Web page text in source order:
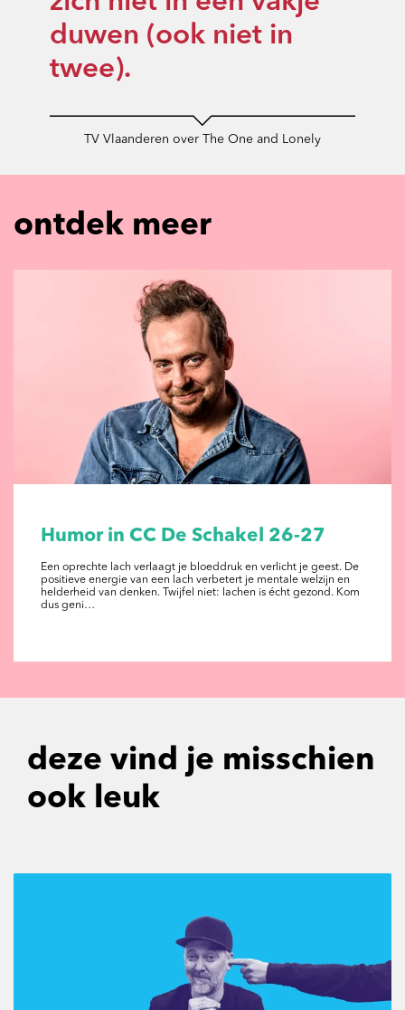
duwen (ook niet in
twee).
TV Vlaanderen over The One and Lonely
ontdek meer
Humor in CC De Schakel 26-27
Een oprechte lach verlaagt je bloeddruk en verlicht je geest. De
positieve energie van een lach verbetert je mentale welzijn en
helderheid van denken. Twijfel niet: lachen is écht gezond. Kom
dus geni…
deze vind je misschien
ook leuk